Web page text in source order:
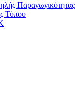
Παραγωγικότητας
Τύπου